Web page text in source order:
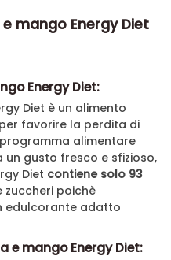
mango Energy Diet
Energy Diet:
Diet è un alimento
favorire la perdita di
alimentare
un gusto fresco e sfizioso,
Diet contiene solo 93
zuccheri poichè
edulcorante adatto
e mango Energy Diet: